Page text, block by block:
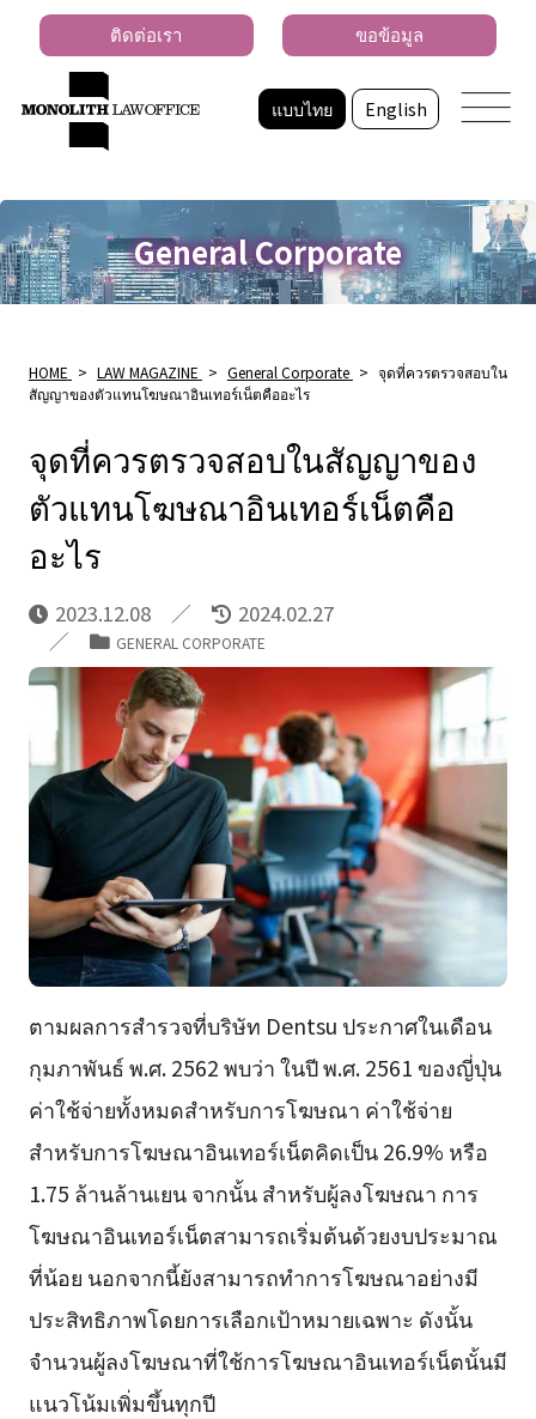
แบบไทย English
ติดต่อเรา ขอข้อมูล
General Corporate
HOME > LAW MAGAZINE > General Corporate > จุดที่ควรตรวจสอบใน
สัญญาของตัวแทนโฆษณาอินเทอร์เน็ตคืออะไร
จุดที่ควรตรวจสอบในสัญญาของ
ตัวแทนโฆษณาอินเทอร์เน็ตคือ
อะไร
2023.12.08 2024.02.27
GENERAL CORPORATE
ตามผลการสำรวจที่บริษัท Dentsu ประกาศในเดือน
กุมภาพันธ์ พ.ศ. 2562 พบว่า ในปี พ.ศ. 2561 ของญี่ปุ่น
ค่าใช้จ่ายทั้งหมดสำหรับการโฆษณา ค่าใช้จ่าย
สำหรับการโฆษณาอินเทอร์เน็ตคิดเป็น 26.9% หรือ
1.75 ล้านล้านเยน จากนั้น สำหรับผู้ลงโฆษณา การ
โฆษณาอินเทอร์เน็ตสามารถเริ่มต้นด้วยงบประมาณ
ที่น้อย นอกจากนี้ยังสามารถทำการโฆษณาอย่างมี
ประสิทธิภาพโดยการเลือกเป้าหมายเฉพาะ ดังนั้น
จำนวนผู้ลงโฆษณาที่ใช้การโฆษณาอินเทอร์เน็ตนั้นมี
แนวโน้มเพิ่มขึ้นทุกปี